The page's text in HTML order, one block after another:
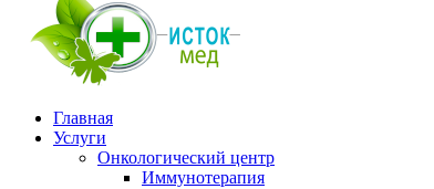
Главная
Услуги
Онкологический центр
Иммунотерапия